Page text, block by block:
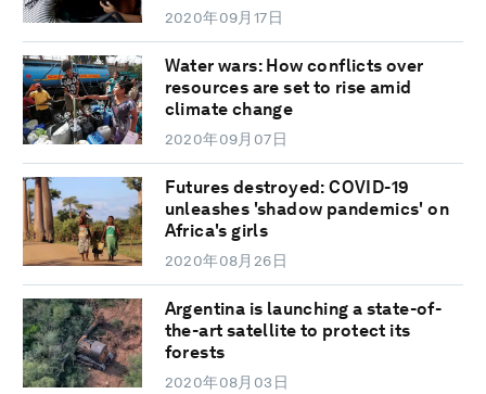
2020年09月17日
Water wars: How conflicts over
resources are set to rise amid
climate change
2020年09月07日
Futures destroyed: COVID-19
unleashes 'shadow pandemics' on
Africa's girls
2020年08月26日
Argentina is launching a state-of-
the-art satellite to protect its
forests
2020年08月03日